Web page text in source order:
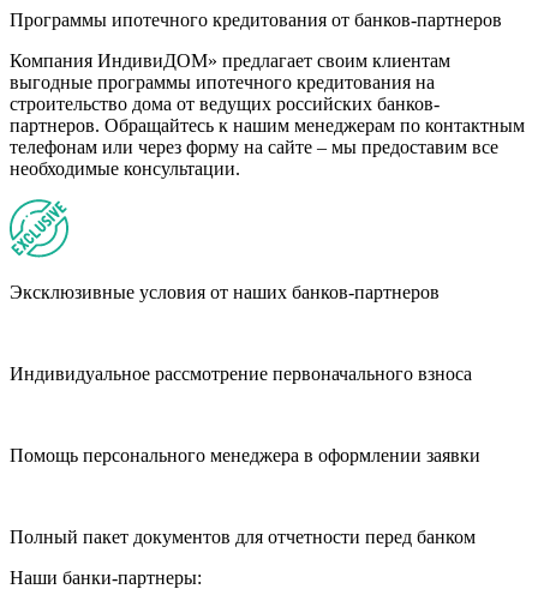
Программы ипотечного кредитования от банков-партнеров
Компания ИндивиДОМ» предлагает своим клиентам
выгодные программы ипотечного кредитования на
строительство дома от ведущих российских банков-
партнеров. Обращайтесь к нашим менеджерам по контактным
телефонам или через форму на сайте – мы предоставим все
необходимые консультации.
Эксклюзивные условия от наших банков-партнеров
Индивидуальное рассмотрение первоначального взноса
Помощь персонального менеджера в оформлении заявки
Полный пакет документов для отчетности перед банком
Наши банки-партнеры: